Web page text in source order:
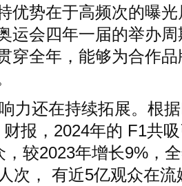
优势在于高频次的曝
运会四年一届的举办
穿全年，能够为合作
力还在持续拓展。根
报，2024年的 F1共
，较2023年增长9%，
次， 有近5亿观众在流